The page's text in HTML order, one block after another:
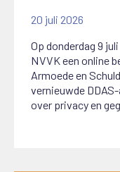
20 juli 2026
Op donderdag 9
NVVK een online
Armoede en
vernieuwde
over privacy en